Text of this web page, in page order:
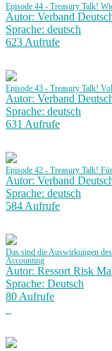
Episode 44 - Treasury Talk!
Autor: Verband
Sprache: deutsch
623 Aufrufe
Episode 43 - Treasury Talk!
Autor: Verband
Sprache: deutsch
631 Aufrufe
Episode 42 - Treasury Talk!
Autor: Verband
Sprache: deutsch
584 Aufrufe
Das sind die Auswirkungen
Accounting
Autor: Ressort Risk
Sprache: Deutsch
80 Aufrufe